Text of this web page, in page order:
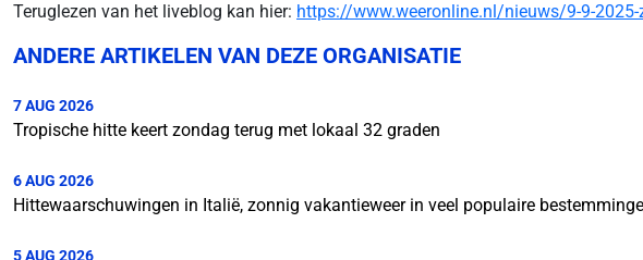
Teruglezen van het liveblog kan hier: https://www.weeronline.nl/nieuws/9-9-2025-
ANDERE ARTIKELEN VAN DEZE ORGANISATIE
7 AUG 2026
Tropische hitte keert zondag terug met lokaal 32 graden
6 AUG 2026
Hittewaarschuwingen in Italië, zonnig vakantieweer in veel populaire
5 AUG 2026